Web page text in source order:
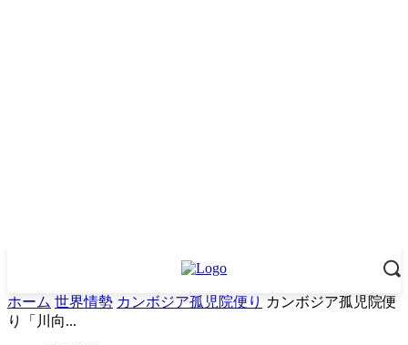
ホーム 世界情勢 カンボジア孤児院便り カンボジア孤児院便
り「川向...